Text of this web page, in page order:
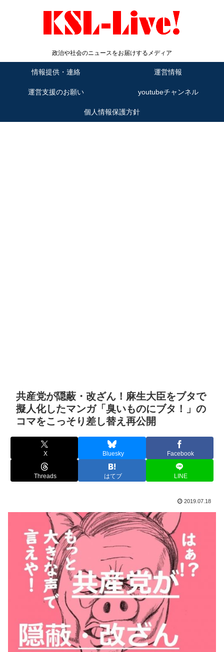
政治や社会のニュースをお届けするメディア
情報提供・連絡 運営情報
運営支援のお願い youtubeチャンネル
個人情報保護方針
共産党が隠蔽・改ざん！麻生大臣をブタで
擬人化したマンガ「臭いものにブタ！」の
コマをこっそり差し替え再公開
X Bluesky Facebook
Threads はてブ LINE
2019.07.18